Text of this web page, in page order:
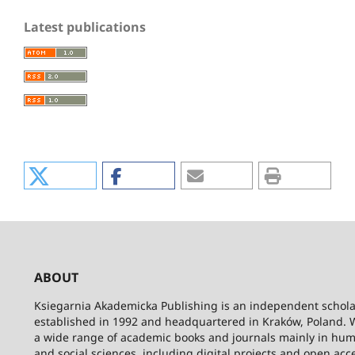
Latest publications
ABOUT
Ksiegarnia Akademicka Publishing is an independent
established in 1992 and headquartered in Kraków, Poland.
a wide range of academic books and journals mainly in